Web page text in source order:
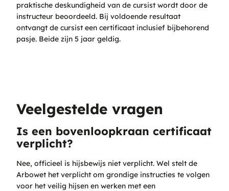
praktische deskundigheid van de cursist wordt door de
instructeur beoordeeld. Bij voldoende resultaat
ontvangt de cursist een certificaat inclusief bijbehorend
pasje. Beide zijn 5 jaar geldig.
Veelgestelde vragen
Is een bovenloopkraan certificaat
verplicht?
Nee, officieel is hijsbewijs niet verplicht. Wel stelt de
Arbowet het verplicht om grondige instructies te volgen
voor het veilig hijsen en werken met een